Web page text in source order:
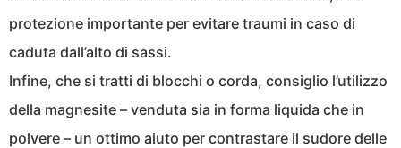
protezione importante per evitare traumi in caso di
caduta dall’alto di sassi.
Infine, che si tratti di blocchi o corda, consiglio l’utilizzo
della magnesite – venduta sia in forma liquida che in
polvere – un ottimo aiuto per contrastare il sudore delle